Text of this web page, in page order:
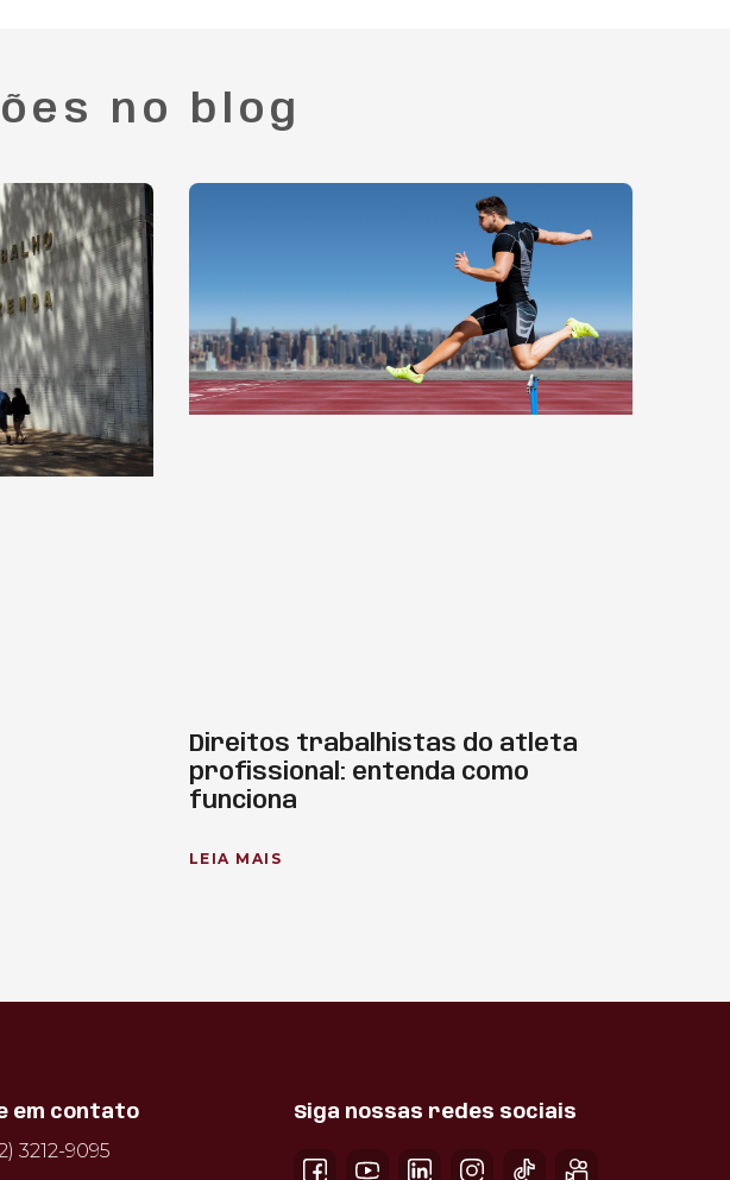
no blog
Direitos trabalhistas do atleta
profissional: entenda como
funciona
LEIA MAIS
em contato
3212-9095
Siga nossas redes sociais